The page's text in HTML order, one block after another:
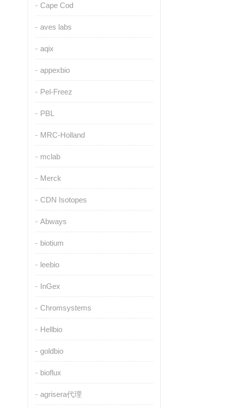
Cape Cod
aves labs
aqix
appexbio
Pel-Freez
PBL
MRC-Holland
mclab
Merck
CDN Isotopes
Abways
biotium
leebio
InGex
Chromsystems
Hellbio
goldbio
bioflux
agrisera代理